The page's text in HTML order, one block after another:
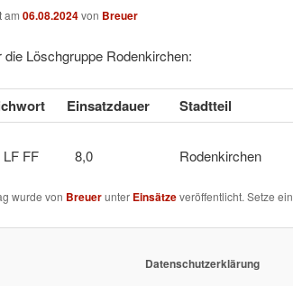
am 06.08.2024von Breuer
die Löschgruppe Rodenkirchen:
Einsatzdauer Stadtteil
+ LF FF 8,0
wurde von Breuerunter Einsätzeveröffentlicht. Setze
Datenschutzerklärung